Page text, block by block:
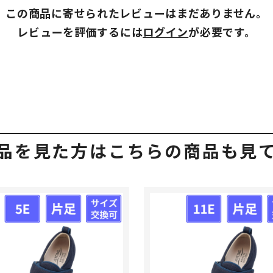
この商品に寄せられたレビューはまだありません。
レビューを評価するにはログインが必要です。
を見た方はこちらの商品も見